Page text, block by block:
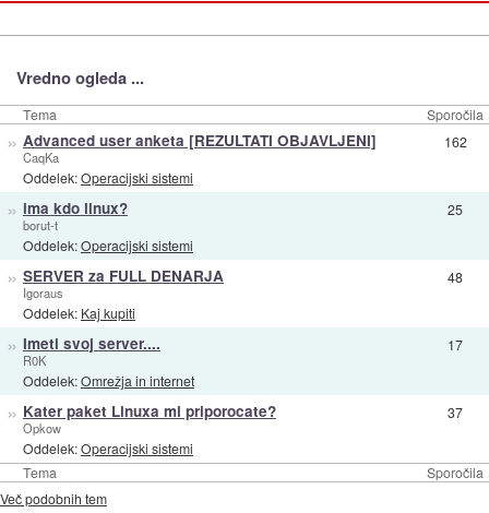
Vredno ogleda ...
Tema Sporočila
Tema Sporočila
» Advanced user anketa [REZULTATI OBJAVLJENI]
CaqKa
Oddelek:Operacijski sistemi
162
» ima kdo linux?
borut-t
Oddelek:Operacijski sistemi
25
» SERVER za FULL DENARJA
Igoraus
Oddelek: Kaj kupiti
48
» Imeti svoj server....
R0K
Oddelek:Omrežja in internet
17
» Kater paket Linuxa mi priporocate?
Opkow
Oddelek:Operacijski sistemi
37
Več podobnih tem